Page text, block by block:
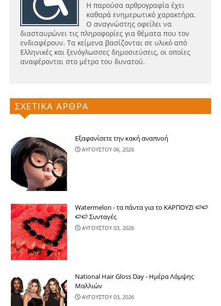
Η παρούσα αρθρογραφία έχει
καθαρά ενημερωτικό χαρακτήρα.
Ο αναγνώστης οφείλει να
διασταυρώνει τις πληροφορίες για θέματα που τον
ενδιαφέρουν. Τα κείμενα βασίζονται σε υλικό από
Ελληνικές και ξενόγλωσσες δημοσιεύσεις, οι οποίες
αναφέρονται στο μέτρο του δυνατού.
ΣΧΕΤΙΚΑ ΑΡΘΡΑ
Εξαφανίσετε την κακή αναπνοή
ΑΥΓΟΥΣΤΟΥ 06, 2026
Watermelon - τα πάντα για το ΚΑΡΠΟΥΖΙ 🍉🍉
🍉🍉 Συνταγές
ΑΥΓΟΥΣΤΟΥ 03, 2026
National Hair Gloss Day - Ημέρα Λάμψης
Μαλλιών
ΑΥΓΟΥΣΤΟΥ 03, 2026